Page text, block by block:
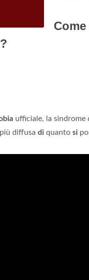
ufficiale, la sindrome
diffusa di quanto si